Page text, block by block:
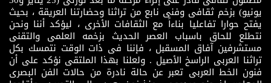
يونيو) بزخم ثقافى وفنى نابع من تراثنا وحضارتنا العريقة ، بحيث
يفتح حوارا تفاعليا بناءاً مع الثقافات الأخرى ، ليؤكد أننا ونحن
نتطلع للحاق باسباب العصر الحديث بزخمه العلمى والتقنى
مستشرفين آفاق المسقبل ، فإننا فى ذات الوقت نتمسك بكل
تراثنا العربى الراسخ الأصيل . ولعلنا بهذا الملتقى نؤكد على أن
فنون الخط العربى تعبر عن حالة نادرة من حالات الفن البصرى